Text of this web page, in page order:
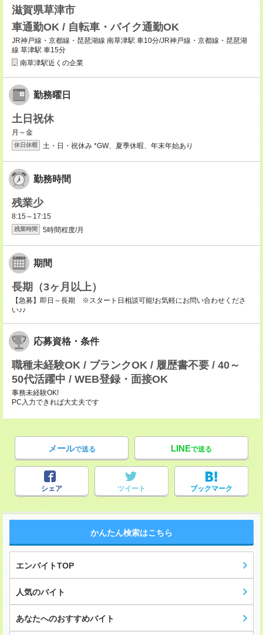
滋賀県草津市
車通勤OK / 自転車・バイク通勤OK
JR神戸線・京都線・琵琶湖線 南草津駅 車10分/JR神戸線・京都線・琵琶湖
線 草津駅 車15分
南草津駅近くの企業
勤務曜日
土日祝休
月～金
休日休暇 土・日・祝休み *GW、夏季休暇、年末年始あり
勤務時間
残業少
8:15～17:15
残業時間 5時間程度/月
期間
長期（3ヶ月以上）
【急募】即日～長期 ※スタート日相談可能!お気軽にお問い合わせくださ
い♪♪
応募資格・条件
職種未経験OK / ブランクOK / 履歴書不要 / 40～
50代活躍中 / WEB登録・面接OK
事務未経験OK!
PC入力できれば大丈夫です
メールで送る LINEで送る
シェア ツイート ブックマーク
かんたん検索はこちら
エンバイトTOP
人気のバイト
あなたへのおすすめバイト